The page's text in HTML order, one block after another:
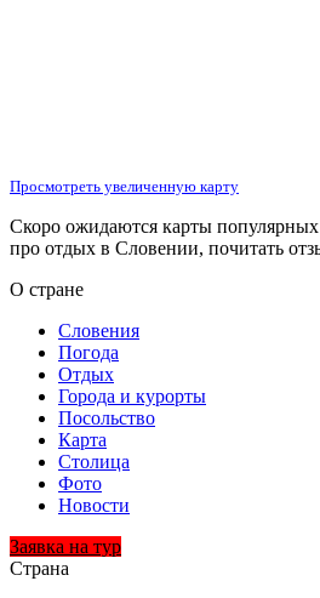
Просмотреть увеличенную карту
Скоро ожидаются карты
про отдых в Словении, почитать
О стране
Словения
Погода
Отдых
Города и курорты
Посольство
Карта
Столица
Фото
Новости
Заявка на тур
Страна